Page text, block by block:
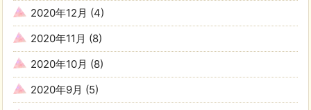
2020年12月 (4)
2020年11月 (8)
2020年10月 (8)
2020年9月 (5)